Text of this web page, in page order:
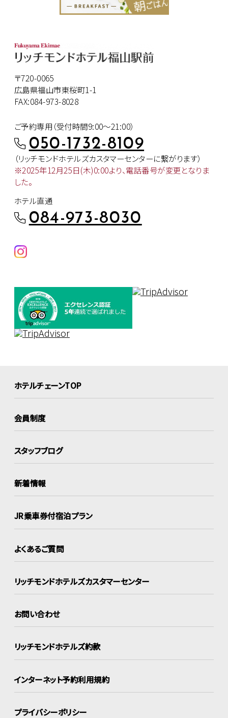
〒720-0065
広島県福山市東桜町1-1
FAX:084-973-8028
ご予約専用（受付時間9:00～21:00）
050-1732-8109
（リッチモンドホテルズカスタマーセンターに繋がります）
※2025年12月25日(木)0:00より、電話番号が変更となりま
した。
ホテル直通
084-973-8030
ホテルチェーンTOP
会員制度
スタッフブログ
新着情報
JR乗車券付宿泊プラン
よくあるご質問
リッチモンドホテルズカスタマーセンター
お問い合わせ
リッチモンドホテルズ約款
インターネット予約利用規約
プライバシーポリシー